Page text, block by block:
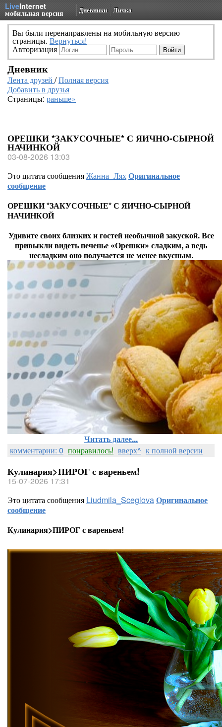
LiveInternet
мобильная версия Дневники Личка
Вы были перенаправлены на мобильную версию
страницы. Вернуться!
Авторизация
Дневник
Лента друзей /Полная версия
Добавить в друзья
Страницы: раньше»
ОРЕШКИ *ЗАКУСОЧНЫЕ* С ЯИЧНО-СЫРНОЙ
НАЧИНКОЙ
03-08-2026 13:03
Это цитата сообщенияЖанна_ЛяхОригинальное
сообщение
ОРЕШКИ *ЗАКУСОЧНЫЕ* С ЯИЧНО-СЫРНОЙ
НАЧИНКОЙ
Удивите своих близких и гостей необычной закуской. Все
привыкли видеть печенье «Орешки» сладким, а ведь
несладким оно получается не менее вкусным.
Читать далее...
комментарии: 0 понравилось! вверх^ к полной версии
Кулинария>ПИРОГ с вареньем!
15-07-2026 17:31
Это цитата сообщения Liudmila_SceglovaОригинальное
сообщение
Кулинария>ПИРОГ с вареньем!